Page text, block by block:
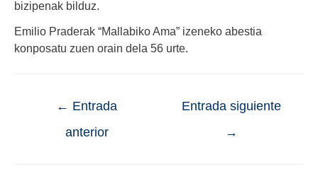
bizipenak bilduz.
Emilio Praderak “Mallabiko Ama” izeneko abestia
konposatu zuen orain dela 56 urte.
← Entrada
anterior
Entrada siguiente
→